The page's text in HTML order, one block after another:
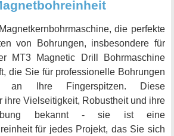
die perfekte
von Bohrungen, insbesondere für
MT3 Magnetic Drill Bohrmaschine
die Sie für professionelle Bohrungen
an Ihre Fingerspitzen. Diese
ihre Vielseitigkeit, Robustheit und ihre
bekannt - sie ist eine
für jedes Projekt, das Sie sich